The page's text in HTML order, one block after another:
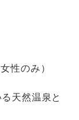
性のみ）
天然温泉と